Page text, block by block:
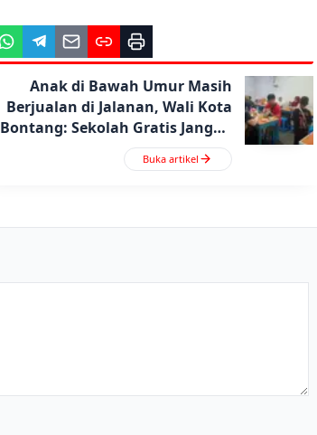
Anak di Bawah Umur Masih
Berjualan di Jalanan, Wali Kota
Bontang: Sekolah Gratis Jangan
Disia-siakan
Buka artikel